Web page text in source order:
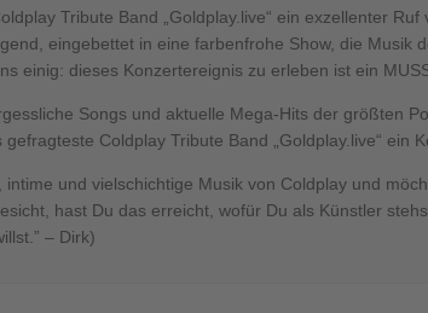
Tribute Band „Goldplay.live“ ein exzellenter
eingebettet in eine farbenfrohe Show, die Musik
einig: dieses Konzertereignis zu erleben ist ein
Songs und aktuelle Mega-Hits der größten
Coldplay Tribute Band „Goldplay.live“ ein
und vielschichtige Musik von Coldplay und
hast Du das erreicht, wofür Du als Künstler
– Dirk)